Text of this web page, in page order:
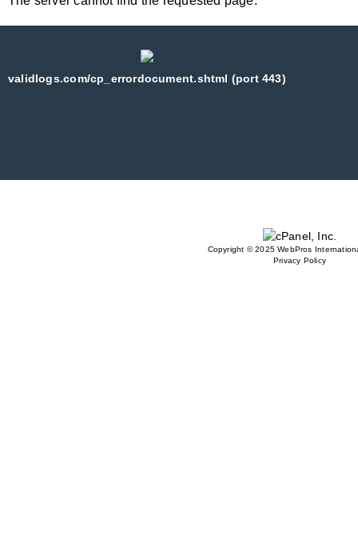
validlogs.com/cp_errordocument.shtml (port 443)
Copyright © 2025 WebPros
Privacy Policy